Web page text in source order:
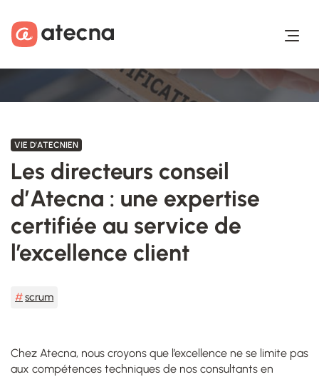
VIE D'ATECNIEN
Les directeurs conseil
d’Atecna : une expertise
certifiée au service de
l’excellence client
scrum
Chez Atecna, nous croyons que l’excellence ne se limite pas
aux compétences techniques de nos consultants en